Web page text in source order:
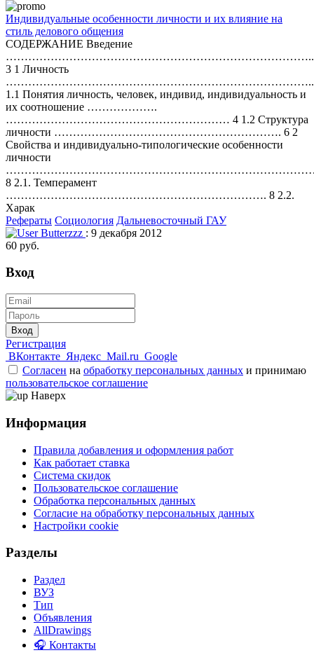
Индивидуальные особенности личности и их влияние на
стиль делового общения
СОДЕРЖАНИЕ Введение
3 1 Личность
1.1 Понятия личность, человек, индивид, индивидуальность и
их соотношение ……………….
…………………………………………………… 4 1.2 Структура
личности ……………………………………………………. 6 2
Свойства и индивидуально-типологические особенности
личности
8 2.1. Темперамент
……………………………………………………………. 8 2.2.
Харак
Рефераты Социология Дальневосточный ГАУ
Butterzzz : 9 декабря 2012
60 руб.
Вход
Вход
Регистрация
ВКонтакте Яндекс Mail.ru Google
Согласен на обработку персональных данных и принимаю
пользовательское соглашение
Наверх
Информация
Правила добавления и оформления работ
Как работает ставка
Система скидок
Пользовательское соглашение
Обработка персональных данных
Согласие на обработку персональных данных
Настройки cookie
Разделы
Раздел
ВУЗ
Тип
Объявления
AllDrawings
🎧 Контакты